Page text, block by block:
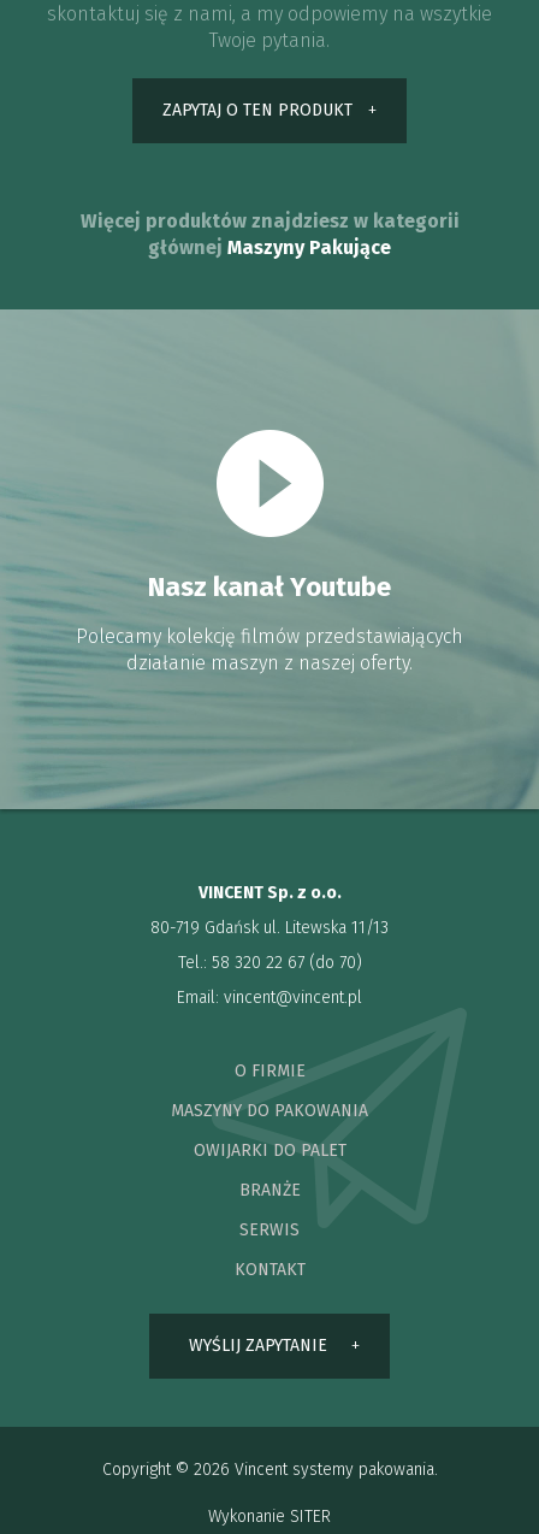
skontaktuj się z nami, a my odpowiemy na wszytkie
Twoje pytania.
ZAPYTAJ O TEN PRODUKT
Więcej produktów znajdziesz w kategorii
głównej Maszyny Pakujące
Nasz kanał Youtube
Polecamy kolekcję filmów przedstawiających
działanie maszyn z naszej oferty.
VINCENT Sp. z o.o.
80-719 Gdańsk ul. Litewska 11/13
Tel.: 58 320 22 67 (do 70)
Email: vincent@vincent.pl
O FIRMIE
MASZYNY DO PAKOWANIA
OWIJARKI DO PALET
BRANŻE
SERWIS
KONTAKT
WYŚLIJ ZAPYTANIE
Copyright © 2026 Vincent systemy pakowania.
Wykonanie SITER